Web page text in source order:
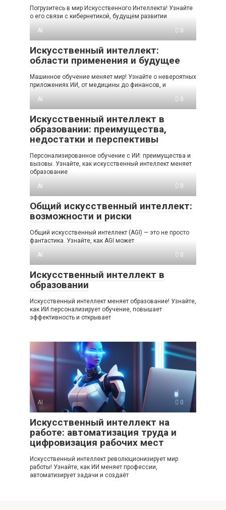
Погрузитесь в мир Искусственного Интеллекта! Узнайте
о его связи с кибернетикой, будущем развитии
AI
0
Искусственный интеллект:
области применения и будущее
Машинное обучение меняет мир! Узнайте о невероятных
приложениях ИИ, от медицины до финансов, и
AI
0
Искусственный интеллект в
образовании: преимущества,
недостатки и перспективы
Персонализированное обучение с ИИ: преимущества и
вызовы. Узнайте, как искусственный интеллект меняет
образование
AI
0
Общий искусственный интеллект:
возможности и риски
Общий искусственный интеллект (AGI) — это не просто
фантастика. Узнайте, как AGI может
AI
0
Искусственный интеллект в
образовании
Искусственный интеллект меняет образование! Узнайте,
как ИИ персонализирует обучение, повышает
эффективность и открывает
AI 0
Искусственный интеллект на
работе: автоматизация труда и
цифровизация рабочих мест
Искусственный интеллект революционизирует мир
работы! Узнайте, как ИИ меняет профессии,
автоматизирует задачи и создаёт